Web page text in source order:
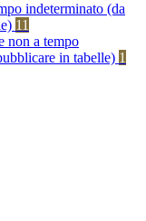
indeterminato (da
11
non a tempo
in tabelle) 1